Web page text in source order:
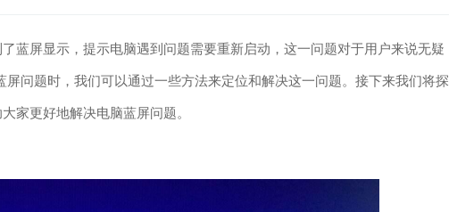
屏显示，提示电脑遇到问题需要重新启动，这一问题对于用户来说无疑
问题时，我们可以通过一些方法来定位和解决这一问题。接下来我们将探
家更好地解决电脑蓝屏问题。